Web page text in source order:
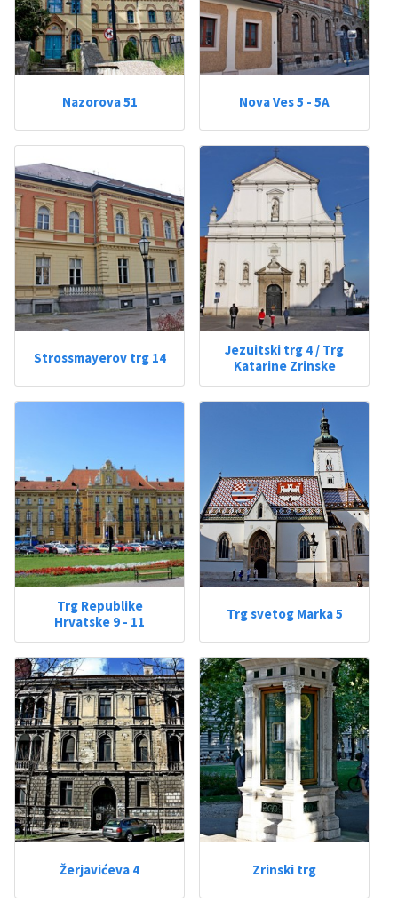
Nazorova 51 Nova Ves 5 - 5A
Strossmayerov trg 14
Jezuitski trg 4 / Trg
Katarine Zrinske
Trg Republike
Hrvatske 9 - 11
Trg svetog Marka 5
Žerjavićeva 4 Zrinski trg